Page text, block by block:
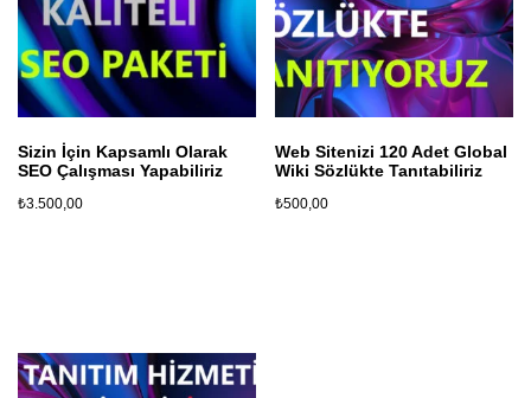
Sizin İçin Kapsamlı Olarak
SEO Çalışması Yapabiliriz
₺3.500,00
Web Sitenizi 120 Adet Global
Wiki Sözlükte Tanıtabiliriz
₺500,00